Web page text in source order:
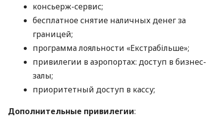
консьерж-сервис;
бесплатное снятие наличных денег за
границей;
программа лояльности «Екстрабільше»;
привилегии в аэропортах: доступ в бизнес-
залы;
приоритетный доступ в кассу;
Дополнительные привилегии: